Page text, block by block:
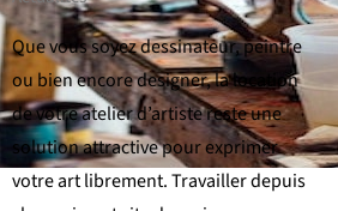
Que vous soyez dessinateur, peintre
ou bien encore designer, la location
de votre atelier d’artiste reste une
solution attractive pour exprimer
votre art librement. Travailler depuis